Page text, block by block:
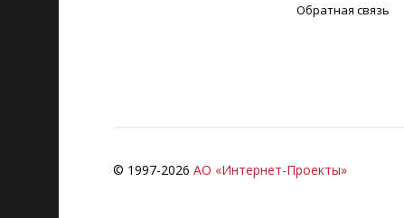
Обратная связь
© 1997-2026 АО «Интернет-Проекты»